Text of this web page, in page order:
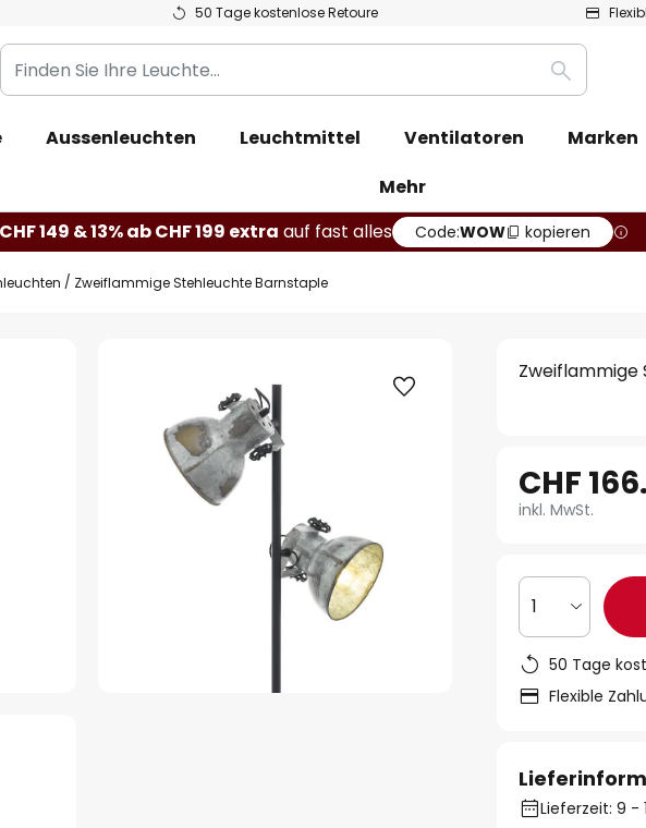
50 Tage kostenlose Retoure
Finden
Sie
Leuchte...
Suche
Aussenleuchten Leuchtmittel Ventilatoren
Marken
Mehr
149 & 13% ab CHF 199 extra auf fast alles Code:WOW kopieren
Zweiflammige Stehleuchte Barnstaple
CHF
inkl. MwSt.
1
50 Tage
Flexible
Lieferzeit: 9 -